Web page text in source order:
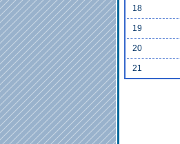
18
19
20
21